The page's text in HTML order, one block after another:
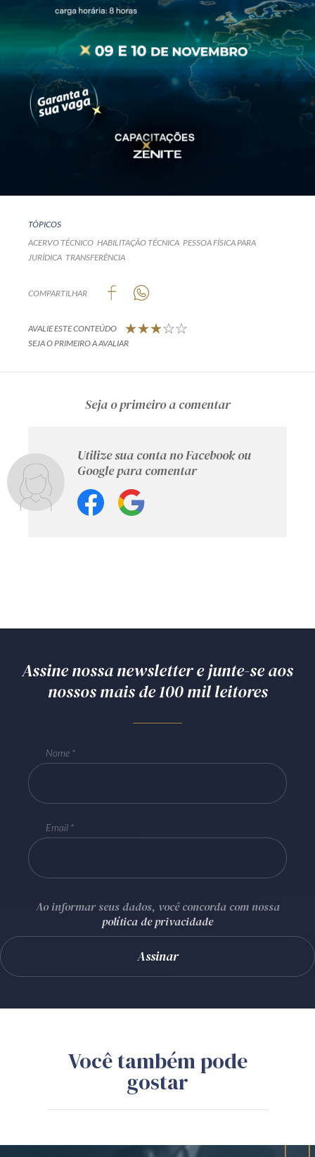
TÓPICOS
ACERVO TÉCNICO HABILITAÇÃO TÉCNICA PESSOA FÍSICA PARA
JURÍDICA TRANSFERÊNCIA
COMPARTILHAR
AVALIE ESTE CONTEÚDO
SEJA O PRIMEIRO A AVALIAR
Seja o primeiro a comentar
Utilize sua conta no Facebook ou
Google para comentar
Assine nossa newsletter e junte-se aos
nossos mais de 100 mil leitores
Nome
Email
Ao informar seus dados, você concorda com nossa
política de privacidade
Você também pode
gostar